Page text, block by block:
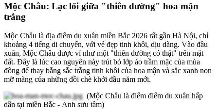
Mộc Châu: Lạc lối giữa "thiên đường" hoa mận
trắng
Mộc Châu là địa điểm du xuân miền Bắc 2026 rất gần Hà Nội, chỉ
khoảng 4 tiếng di chuyển, với vẻ đẹp tinh khôi, dịu dàng. Vào đầu
xuân, Mộc Châu được ví như một "thiên đường có thật" trên mặt
đất. Đây là lúc cao nguyên này trút bỏ lớp áo trầm mặc của mùa
đông để thay bằng sắc trắng tinh khôi của hoa mận và sắc xanh non
mỡ màng của những đồi chè khởi đầu năm mới.
(Mộc Châu là điểm điểm du xuân hấp
dẫn tại miền Bắc - Ảnh sưu tầm)